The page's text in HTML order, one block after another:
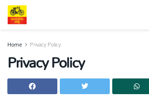
Home Privacy Policy
Privacy Policy